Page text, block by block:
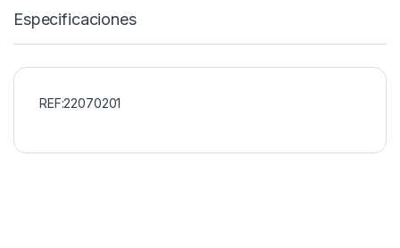
Especificaciones
REF:22070201